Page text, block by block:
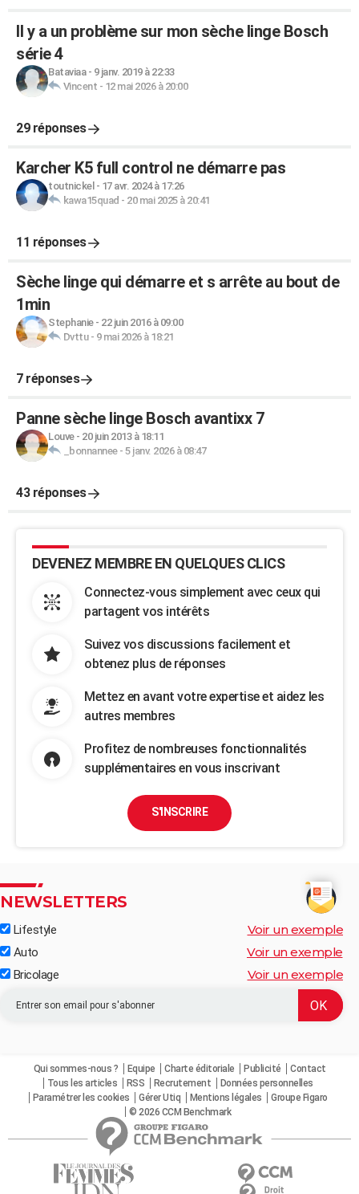
Il y a un problème sur mon sèche linge Bosch
série 4
Bataviaa- 9 janv. 2019 à 22:33
Vincent - 12 mai 2026 à 20:00
29 réponses
Karcher K5 full control ne démarre pas
toutnickel - 17 avr. 2024 à 17:26
kawa15quad - 20 mai 2025 à 20:41
11 réponses
Sèche linge qui démarre et s arrête au bout de
1min
Stephanie- 22 juin 2016 à 09:00
Dvttu- 9 mai 2026 à 18:21
7 réponses
Panne sèche linge Bosch avantixx 7
Louve- 20 juin 2013 à 18:11
_bonnannee- 5 janv. 2026 à 08:47
43 réponses
DEVENEZ MEMBRE EN QUELQUES CLICS
Connectez-vous simplement avec ceux qui
partagent vos intérêts
Suivez vos discussions facilement et
obtenez plus de réponses
Mettez en avant votre expertise et aidez les
autres membres
Profitez de nombreuses fonctionnalités
supplémentaires en vous inscrivant
S'INSCRIRE
NEWSLETTERS
Lifestyle Voir un exemple
Auto Voir un exemple
Bricolage Voir un exemple
Qui sommes-nous ? Equipe Charte éditoriale Publicité
Contact
Tous les articles
RSS Recrutement
Données personnelles
Paramétrer les cookies
Gérer Utiq Mentions légales
Groupe Figaro
© 2026 CCM Benchmark